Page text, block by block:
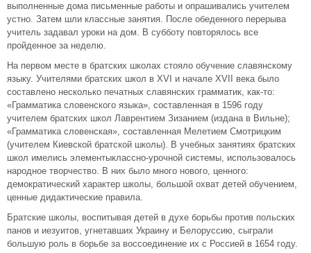
выполненные дома письменные работы и опрашивались учителем
устно. Затем шли классные занятия. После обеденного перерыва
учитель задавал уроки на дом. В субботу повторялось все
пройденное за неделю.
На первом месте в братских школах стояло обучение славянскому
языку. Учителями братских школ в XVI и начале XVII века было
составлено несколько печатных славянских грамматик, как-то:
«Грамматика словенского языка», составленная в 1596 году
учителем братских школ Лаврентием Зизанием (издана в Вильне);
«Грамматика словенская», составленная Мелетием Смотрицким
(учителем Киевской братской школы). В учебных занятиях братских
школ имелись элементыклассно-урочной системы, использовалось
народное творчество. В них было много нового, ценного:
демократический характер школы, большой охват детей обучением,
ценные дидактические правила.
Братские школы, воспитывая детей в духе борьбы против польских
панов и иезуитов, угнетавших Украину и Белоруссию, сыграли
большую роль в борьбе за воссоединение их с Россией в 1654 году.